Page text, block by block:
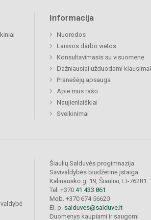
Informacija
Nuorodos
Laisvos darbo vietos
Konsultavimasis su visuomene
Dažniausiai užduodami klausimai
Pranešėjų apsauga
Apie mus rašo
Naujienlaiškiai
Sveikinimai
Šiaulių Salduvės progimnazija
Savivaldybės biudžetinė įstaiga
Kalinausko g. 19, Šiauliai, LT-76281
Tel. +370 41 433 861
Mob. +370 674 56620
El. p. salduves@salduve.lt
Duomenys kaupiami ir saugomi